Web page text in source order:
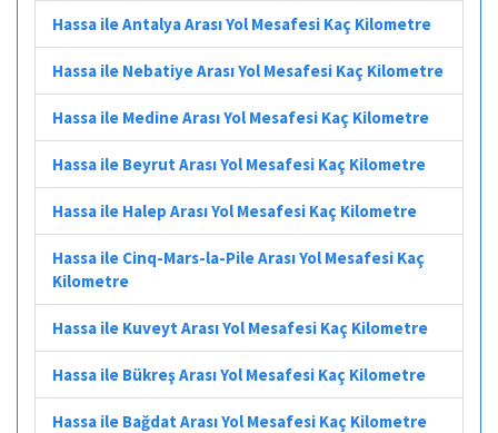
Hassa ile Antalya Arası Yol Mesafesi Kaç Kilometre
Hassa ile Nebatiye Arası Yol Mesafesi Kaç Kilometre
Hassa ile Medine Arası Yol Mesafesi Kaç Kilometre
Hassa ile Beyrut Arası Yol Mesafesi Kaç Kilometre
Hassa ile Halep Arası Yol Mesafesi Kaç Kilometre
Hassa ile Cinq-Mars-la-Pile Arası Yol Mesafesi Kaç
Kilometre
Hassa ile Kuveyt Arası Yol Mesafesi Kaç Kilometre
Hassa ile Bükreş Arası Yol Mesafesi Kaç Kilometre
Hassa ile Bağdat Arası Yol Mesafesi Kaç Kilometre